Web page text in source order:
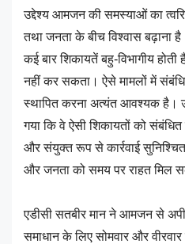
उद्देश्य आमजन की समस्याओं का
तथा जनता के बीच विश्वास बढ़ाना
कई बार शिकायतें बहु-विभागीय
नहीं कर सकता। ऐसे मामलों में
स्थापित करना अत्यंत आवश्यक है।
गया कि वे ऐसी शिकायतों को
और संयुक्त रूप से कार्रवाई
और जनता को समय पर राहत मिल
एडीसी सतबीर मान ने आमजन से
समाधान के लिए सोमवार और